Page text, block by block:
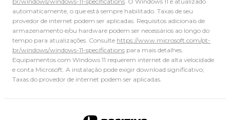
automaticamente, o que está sempre habilitado. Taxas de seu
provedor de internet podem ser aplicadas. Requisitos adicionais de
armazenamento e/ou hardware podem ser necessários ao longo do
tempo para atualizações. Consulte https://www.microsoft.com/pt-
br/windows/windows-11-specifications para mais detalhes.
Equipamentos com Windows 11 requerem internet de alta velocidade
e conta Microsoft. A instalação pode exigir download significativo;
Taxas do provedor de internet podem ser aplicadas.